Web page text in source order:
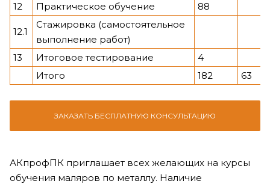
12
Практическое обучение 88
12.1
Стажировка (самостоятельное
выполнение работ)
13
Итоговое тестирование
4
Итого
182 63
ЗАКАЗАТЬ БЕСПЛАТНУЮ КОНСУЛЬТАЦИЮ
АКпрофПК приглашает всех желающих на курсы
обучения маляров по металлу. Наличие